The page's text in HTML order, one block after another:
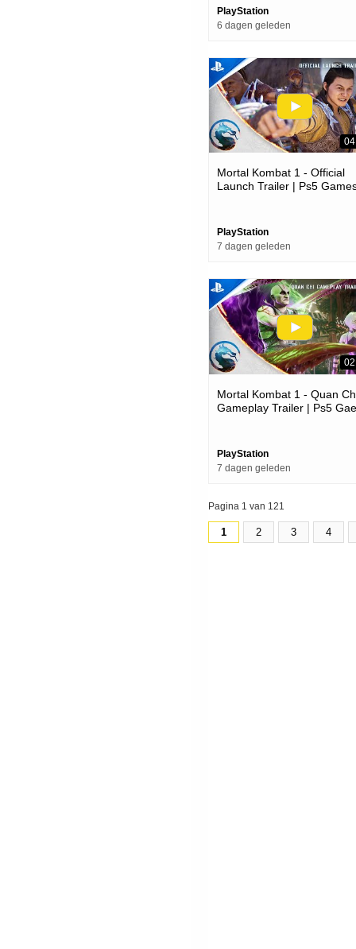
PlayStation
6 dagen geleden
Mortal Kombat 1 - Official
Launch Trailer | Ps5
PlayStation
7 dagen geleden
Mortal Kombat 1 - Quan
Gameplay Trailer | Ps5
PlayStation
7 dagen geleden
Pagina 1 van 121
1 2 3 4